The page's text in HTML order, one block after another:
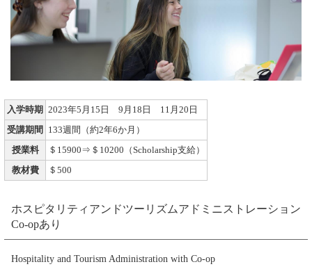
入学時期 2023年5月15日 9月18日 11月20日
受講期間 133週間（約2年6か月）
授業料 ＄15900⇒＄10200（Scholarship支給）
教材費 ＄500
ホスピタリティアンドツーリズムアドミニストレーション
Co-opあり
Hospitality and Tourism Administration with Co-op